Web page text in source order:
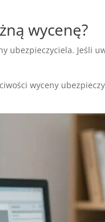
wycenę?
ubezpieczyciela. Jeśli
wyceny